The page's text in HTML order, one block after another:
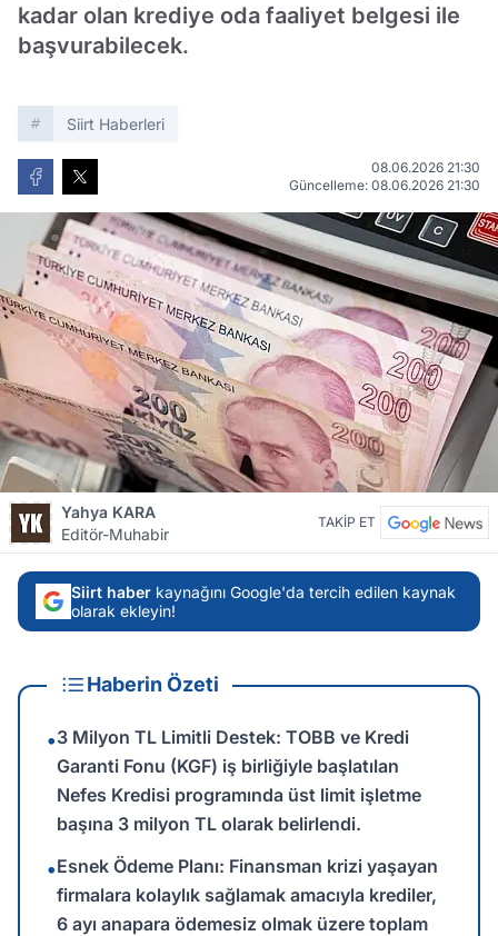
kadar olan krediye oda faaliyet belgesi ile
başvurabilecek.
Siirt Haberleri
08.06.2026 21:30
Güncelleme: 08.06.2026 21:30
Yahya KARA
Editör-Muhabir
TAKİP ET
Siirt haber kaynağını Google'da tercih edilen kaynak
olarak ekleyin!
Haberin Özeti
•3 Milyon TL Limitli Destek: TOBB ve Kredi
Garanti Fonu (KGF) iş birliğiyle başlatılan
Nefes Kredisi programında üst limit işletme
başına 3 milyon TL olarak belirlendi.
•Esnek Ödeme Planı: Finansman krizi yaşayan
firmalara kolaylık sağlamak amacıyla krediler,
6 ayı anapara ödemesiz olmak üzere toplam